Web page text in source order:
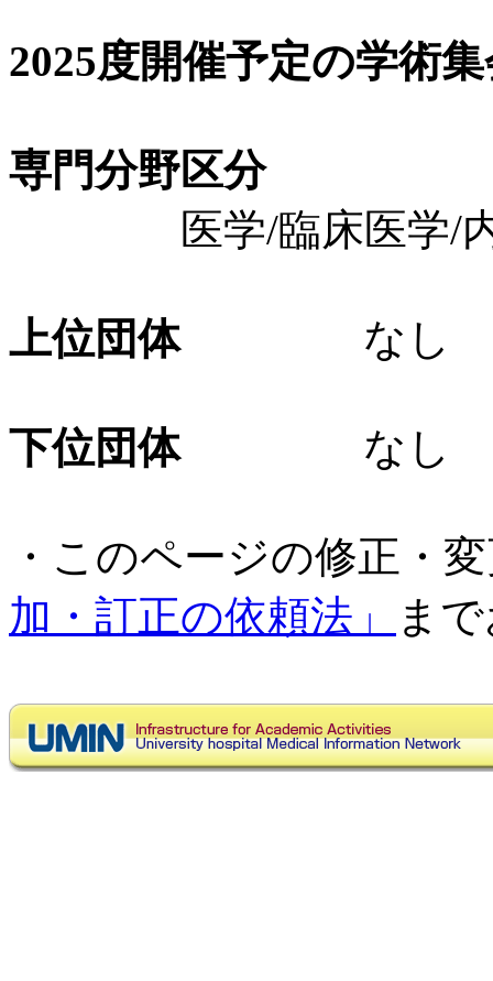
2025度開催予定の学術
専門分野区分
医学/臨床医学/内
上位団体なし
下位団体なし
・このページの修正・
加・訂正の依頼法」
ま